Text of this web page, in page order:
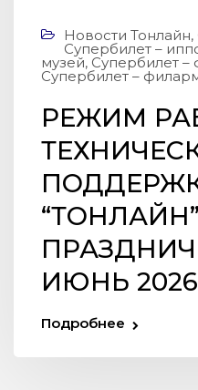
Новости Тонлайн,
Супербилет –
музей, Супербилет –
Супербилет –
РЕЖИМ
ИЮНЬ 2026
Подробнее